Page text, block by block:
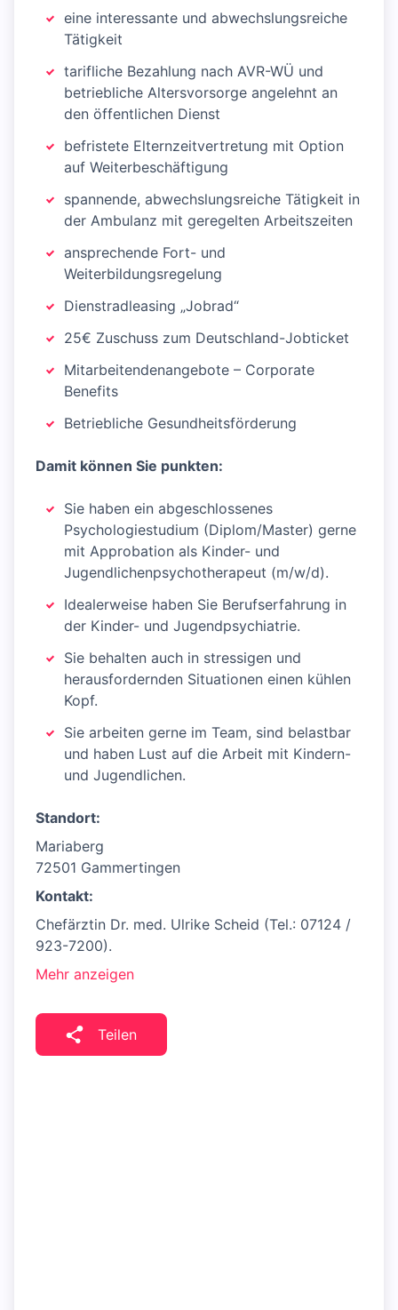
eine interessante und abwechslungsreiche
Tätigkeit
tarifliche Bezahlung nach AVR-WÜ und
betriebliche Altersvorsorge angelehnt an
den öffentlichen Dienst
befristete Elternzeitvertretung mit Option
auf Weiterbeschäftigung
spannende, abwechslungsreiche Tätigkeit in
der Ambulanz mit geregelten Arbeitszeiten
ansprechende Fort- und
Weiterbildungsregelung
Dienstradleasing „Jobrad“
25€ Zuschuss zum Deutschland-Jobticket
Mitarbeitendenangebote – Corporate
Benefits
Betriebliche Gesundheitsförderung
Damit können Sie punkten:
Sie haben ein abgeschlossenes
Psychologiestudium (Diplom/Master) gerne
mit Approbation als Kinder- und
Jugendlichenpsychotherapeut (m/w/d).
Idealerweise haben Sie Berufserfahrung in
der Kinder- und Jugendpsychiatrie.
Sie behalten auch in stressigen und
herausfordernden Situationen einen kühlen
Kopf.
Sie arbeiten gerne im Team, sind belastbar
und haben Lust auf die Arbeit mit Kindern-
und Jugendlichen.
Standort:
Mariaberg
72501 Gammertingen
Kontakt:
Chefärztin Dr. med. Ulrike Scheid (Tel.: 07124 /
923-7200).
Mehr anzeigen
Teilen